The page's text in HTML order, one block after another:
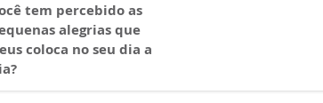
tem percebido as
alegrias que
coloca no seu dia a